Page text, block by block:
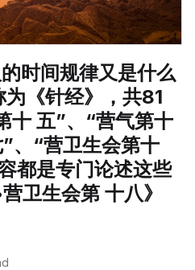
时间规律又是什么
《针经》，共81
十 五”、“营气第十
、“营卫生会第十
都是专门论述这些
卫生会第 十八》